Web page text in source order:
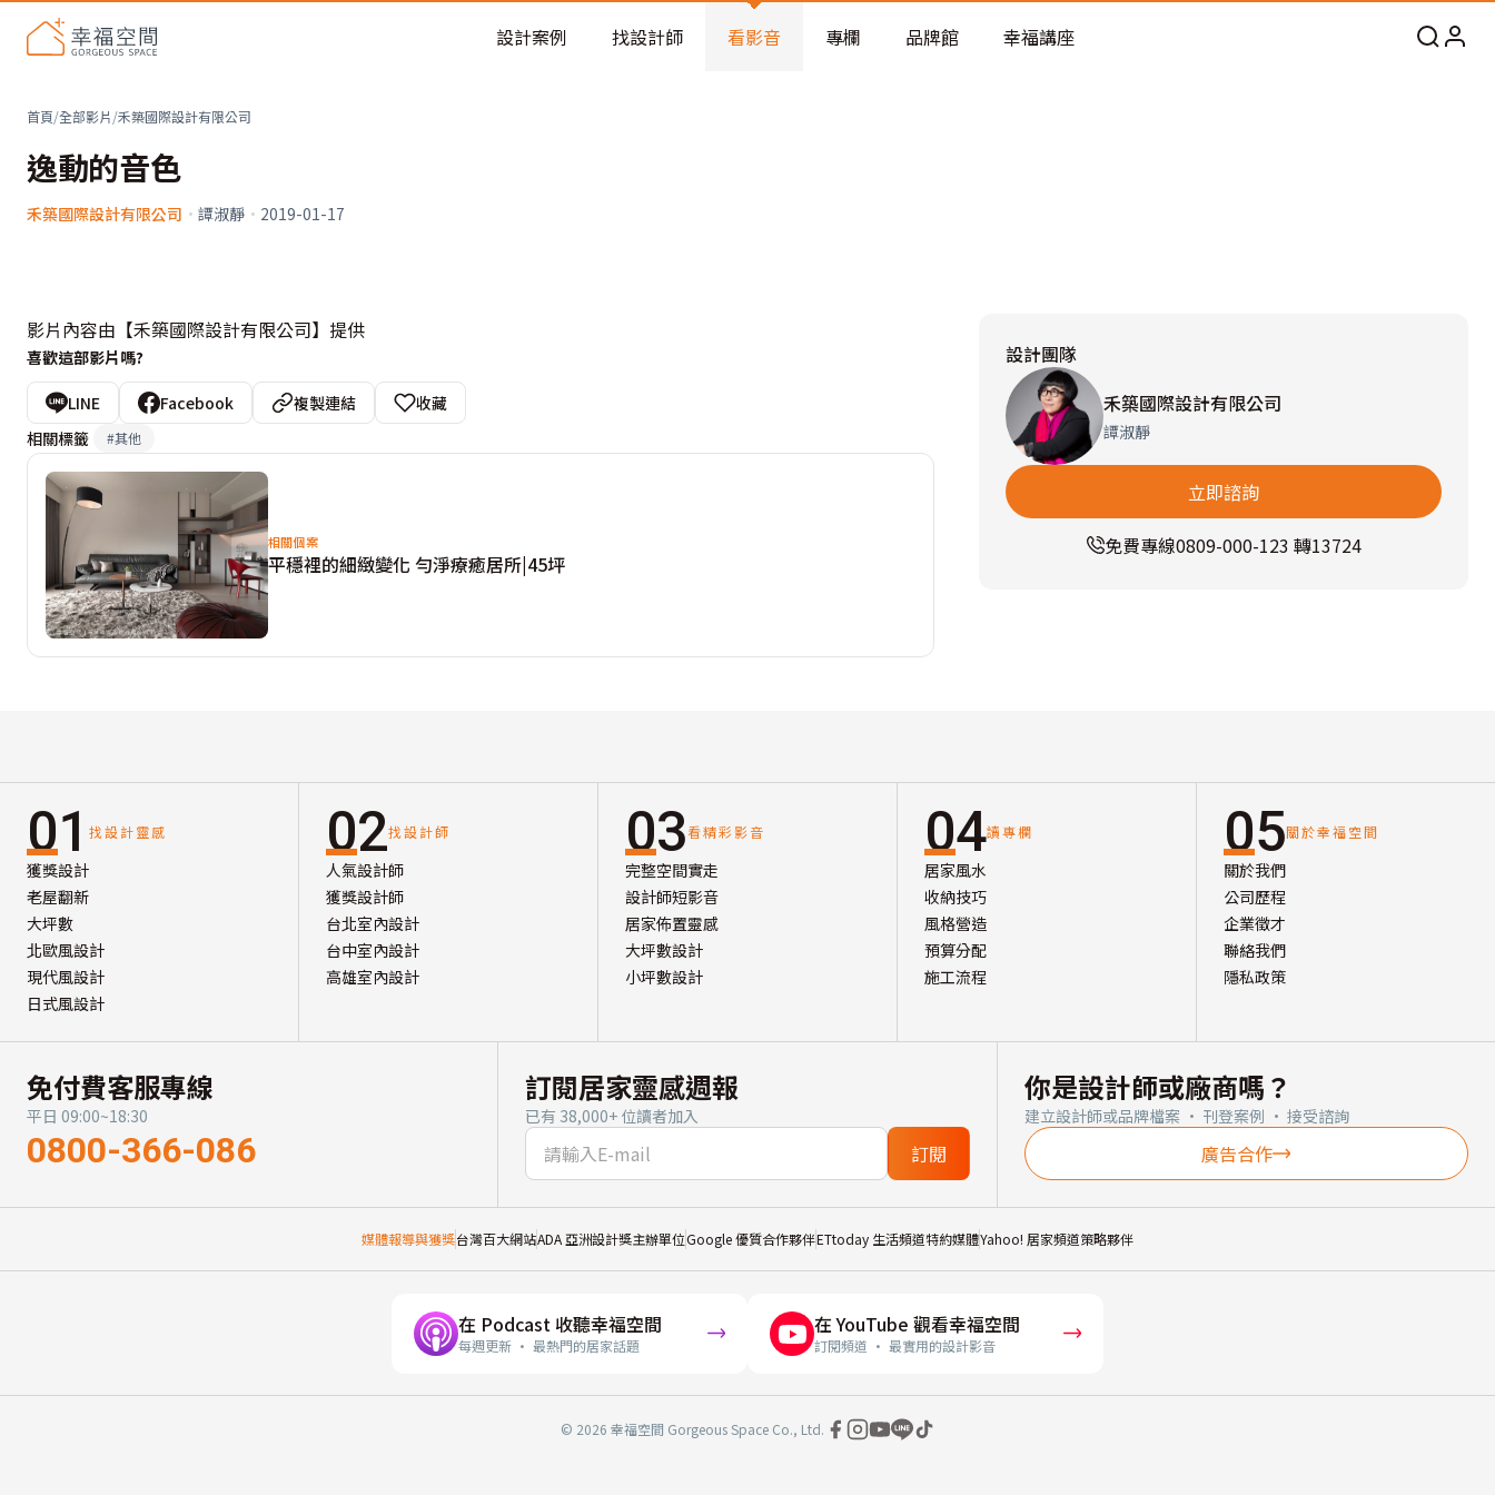
老屋預算分配與高 CP 值煥新術
設計案例 找設計師 看影音 專欄 品牌館 幸福講座
首頁/全部影片/禾築國際設計有限公司
逸動的音色
禾築國際設計有限公司 · 譚淑靜 · 2019-01-17
影片內容由【禾築國際設計有限公司】提供
喜歡這部影片嗎?
LINE Facebook 複製連結
收藏
相關標籤
#其他
相關個案
平穩裡的細緻變化 勻淨療癒居所|45坪
設計團隊
禾築國際設計有限公司
譚淑靜
立即諮詢
免費專線0809-000-123 轉13724
01 找設計靈感
獲獎設計
老屋翻新
大坪數
北歐風設計
現代風設計
日式風設計
02找設計師
人氣設計師
獲獎設計師
台北室內設計
台中室內設計
高雄室內設計
03看精彩影音
完整空間實走
設計師短影音
居家佈置靈感
大坪數設計
小坪數設計
04讀專欄
居家風水
收納技巧
風格營造
預算分配
施工流程
05關於幸福空間
關於我們
公司歷程
企業徵才
聯絡我們
隱私政策
免付費客服專線
平日 09:00~18:30
0800-366-086
訂閱居家靈感週報
已有 38,000+ 位讀者加入
訂閱
你是設計師或廠商嗎？
建立設計師或品牌檔案 · 刊登案例 · 接受諮詢
廣告合作
媒體報導與獲獎台灣百大網站ADA 亞洲設計獎主辦單位Google 優質合作夥伴ETtoday 生活頻道特約媒體Yahoo! 居家頻道策略夥伴
在 Podcast 收聽幸福空間
每週更新 · 最熱門的居家話題
在 YouTube 觀看幸福空間
訂閱頻道 · 最實用的設計影音
© 2026 幸福空間 Gorgeous Space Co., Ltd.